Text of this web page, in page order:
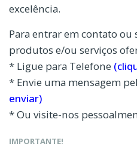
excelência.
Para entrar em contato ou
produtos e/ou serviços
* Ligue para Telefone
* Envie uma mensagem
enviar)
* Ou visite-nos
IMPORTANTE!